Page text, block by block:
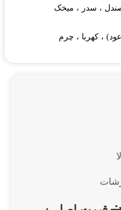
، سدر ، میخک
، کهربا ، چرم